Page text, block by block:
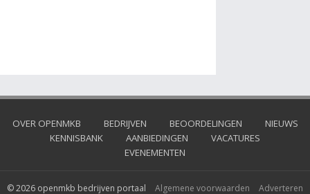
OVER OPENMKB BEDRIJVEN BEOORDELINGEN
NIEUWS
KENNISBANK
AANBIEDINGEN
VACATURES
EVENEMENTEN
© 2026 openmkb bedrijven portaal Algemene voorwaarden Adverteren